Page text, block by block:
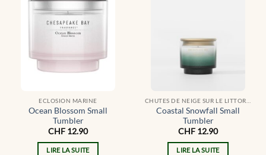
ECLOSION MARINE
Ocean Blossom Small
Tumbler
CHF 12.90
LIRE LA SUITE
Coastal Snowfall Small
Tumbler
CHF 12.90
LIRE LA SUITE